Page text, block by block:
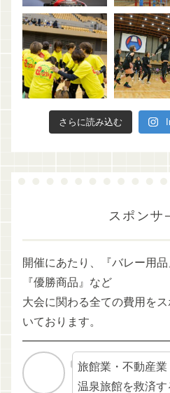
さらに読み込む
スポンサ
開催にあたり、『バレー用品
『優勝商品』など
大会に関わる全ての費用を
いております。
旅館業・不動産業
温泉旅館を救済